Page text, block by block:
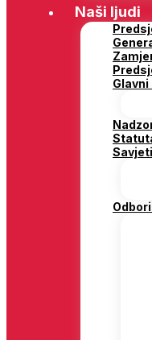
Naši ljudi
Savjeti